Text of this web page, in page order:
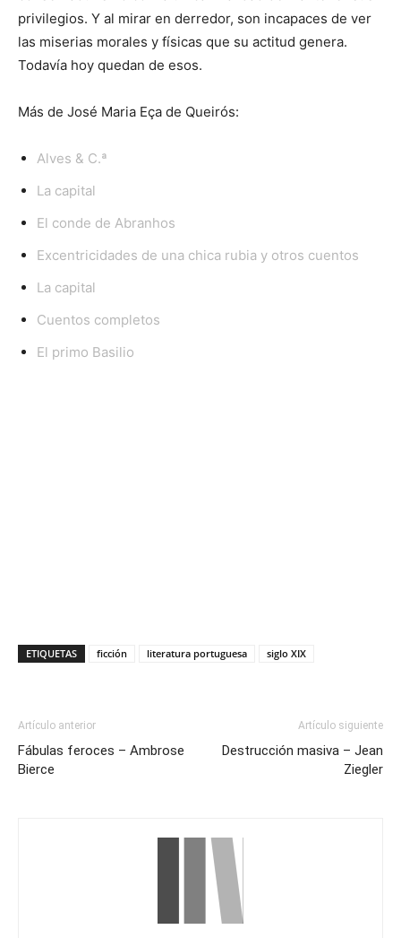
privilegios. Y al mirar en derredor, son incapaces de ver
las miserias morales y físicas que su actitud genera.
Todavía hoy quedan de esos.
Más de José Maria Eça de Queirós:
Alves & C.ª
La capital
El conde de Abranhos
Excentricidades de una chica rubia y otros cuentos
La capital
Cuentos completos
El primo Basilio
ETIQUETAS ficción literatura portuguesa siglo XIX
Artículo anterior
Fábulas feroces – Ambrose
Bierce
Artículo siguiente
Destrucción masiva – Jean
Ziegler